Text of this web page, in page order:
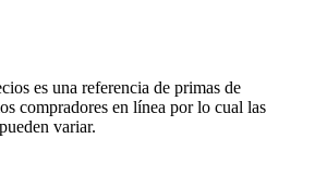
es una referencia de primas de
compradores en línea por lo cual las
variar.